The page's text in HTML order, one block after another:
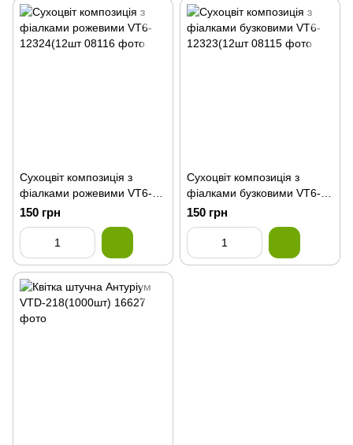
Сухоцвіт композиція з
фіалками рожевими VT6-
12324(12шт
150 грн
Сухоцвіт композиція з
фіалками бузковими VT6-
12323(12шт
150 грн